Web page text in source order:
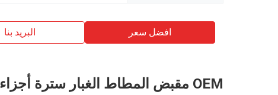
افضل سعر البريد بنا
OEM مقبض المطاط الغبار سترة أجزاء